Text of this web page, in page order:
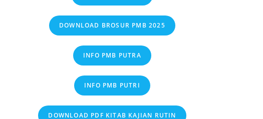
DOWNLOAD BROSUR PMB 2025
INFO PMB PUTRA
INFO PMB PUTRI
DOWNLOAD PDF KITAB KAJIAN RUTIN